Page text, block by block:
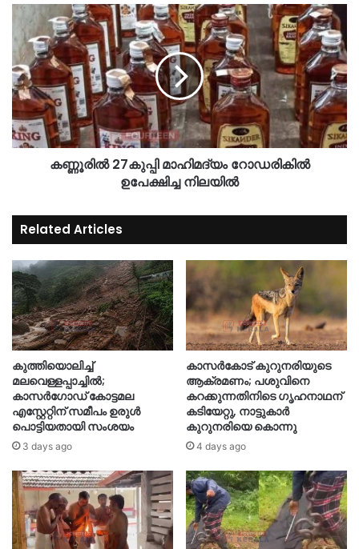
കണ്ണൂരിൽ 27കുപ്പി മാഹിമദ്യം റോഡരികില്‍
ഉപേക്ഷിച്ച നിലയില്‍
Related Articles
കുത്തിയൊലിച്ച്
മലവെള്ളപ്പാച്ചിൽ;
കാസർഗോഡ് കോട്ടമല
എസ്റ്റേറ്റിന് സമീപം ഉരുൾ
പൊട്ടിയതായി സംശയം
3 days ago
കാസർകോട് കുറുനരിയുടെ
ആക്രമണം; പശുവിനെ
കറക്കുന്നതിനിടെ ഗൃഹനാഥന്
കടിയേറ്റു, നാട്ടുകാർ
കുറുനരിയെ കൊന്നു
4 days ago